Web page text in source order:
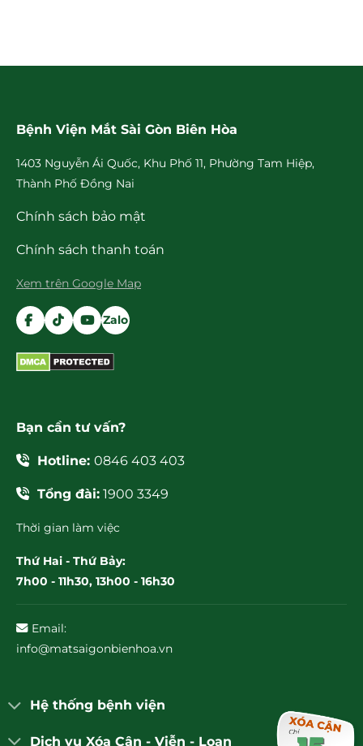
Bệnh Viện Mắt Sài Gòn Biên Hòa
1403 Nguyễn Ái Quốc, Khu Phố 11, Phường Tam Hiệp,
Thành Phố Đồng Nai
Chính sách bảo mật
Chính sách thanh toán
Xem trên Google Map
Zalo
Bạn cần tư vấn?
Hotline: 0846 403 403
Tổng đài: 1900 3349
Thời gian làm việc
Thứ Hai - Thứ Bảy:
7h00 - 11h30, 13h00 - 16h30
Email:
info@matsaigonbienhoa.vn
Hệ thống bệnh viện
Dịch vụ Xóa Cận - Viễn - Loạn